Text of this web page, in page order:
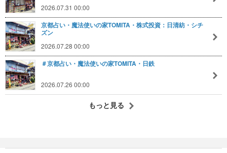
2026.07.31 00:00
京都占い・魔法使いの家TOMITA・株式投資：日清紡・シチ
ズン
2026.07.28 00:00
＃京都占い・魔法使いの家TOMITA・日鉄
2026.07.26 00:00
もっと見る